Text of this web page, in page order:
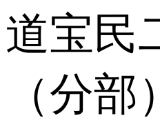
道宝民
（分